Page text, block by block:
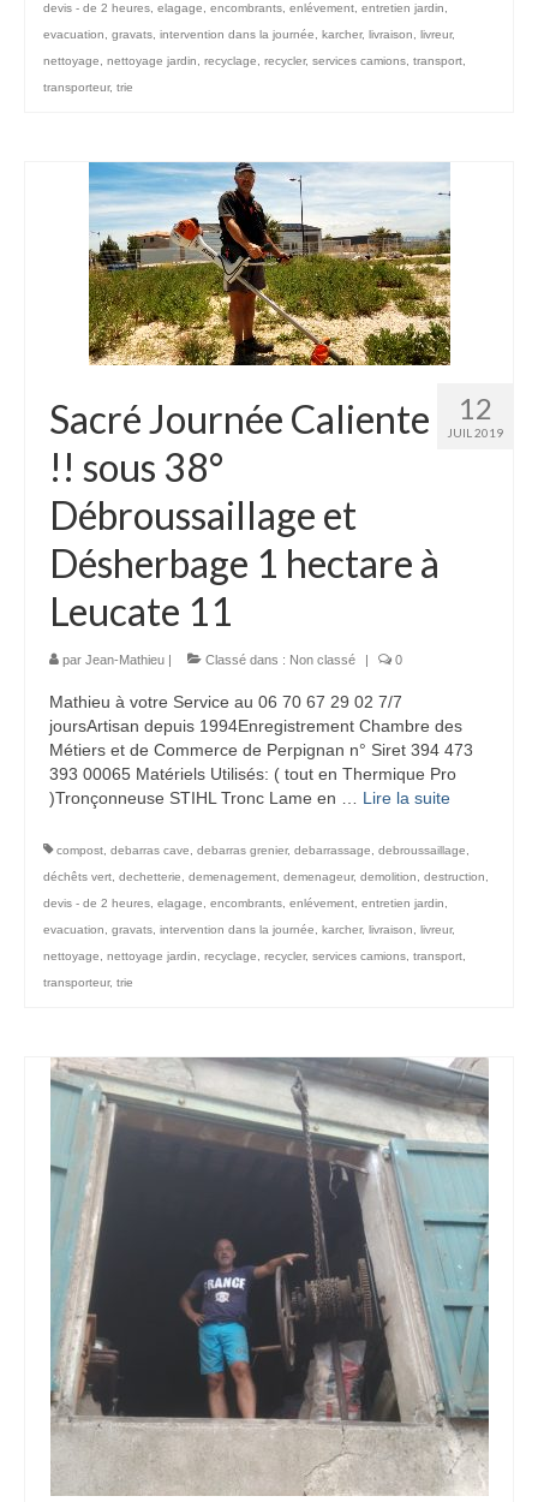
devis - de 2 heures elagage encombrants enlévement entretien jardin
evacuation
gravats intervention dans la journée karcher, livraison livreur,
nettoyage
nettoyage jardin recyclage recycler, services camions transport
transporteur, trie
12
JUIL 2019
Sacré Journée Caliente
!! sous 38°
Débroussaillage et
Désherbage 1 hectare à
Leucate 11
par Jean-Mathieu | Classé dans : Non classé | 0
Mathieu à votre Service au 06 70 67 29 02 7/7
joursArtisan depuis 1994Enregistrement Chambre des
Métiers et de Commerce de Perpignan n° Siret 394 473
393 00065 Matériels Utilisés: ( tout en Thermique Pro
)Tronçonneuse STIHL Tronc Lame en … Lire la suite­­
compost debarras cave debarras grenier, debarrassage debroussaillage
déchêts vert dechetterie demenagement demenageur, demolition destruction
devis - de 2 heures elagage encombrants enlévement entretien jardin
evacuation
gravats intervention dans la journée karcher, livraison livreur,
nettoyage
nettoyage jardin recyclage recycler, services camions transport
transporteur, trie